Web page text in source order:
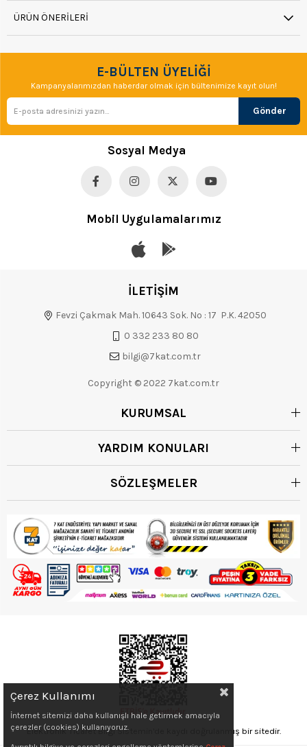
ÜRÜN ÖNERILERI
E-BÜLTEN ÜYELİĞİ
Kampanyalarımızdan haberdar olmak için bültenimize kayıt olun!
Gönder
Sosyal Medya
Mobil Uygulamalarımız
İLETİŞİM
Fevzi Çakmak Mah. 10643 Sok. No : 17 P.K. 42050
0 332 233 80 80
bilgi@7kat.com.tr
Copyright © 2022 7kat.com.tr
KURUMSAL
YARDIM KONULARI
SÖZLEŞMELER
Elektronik Ticaret Bilgi Sistemin'de kaydı doğrulanmış bir sitedir.
Çerez Kullanımı
İnternet sitemizi daha kullanışlı hale getirmek amacıyla
çerezler (cookies) kullanıyoruz.